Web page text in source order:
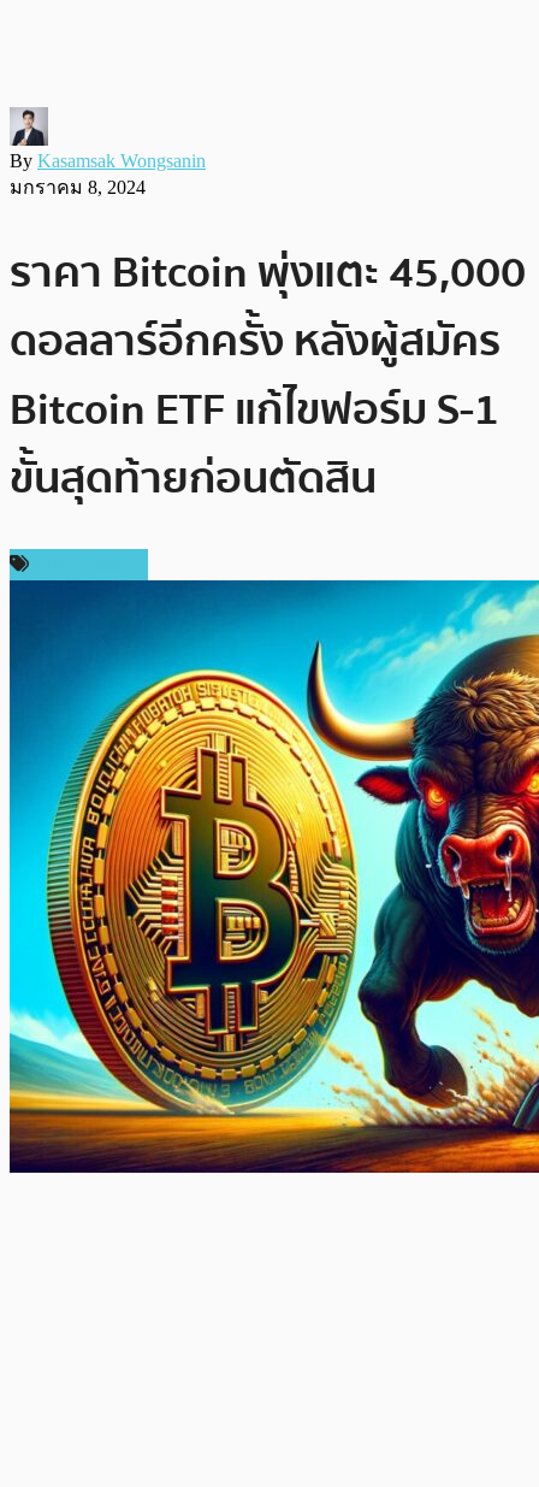
By Kasamsak Wongsanin
มกราคม 8, 2024
ราคา Bitcoin พุ่งแตะ 45,000
ดอลลาร์อีกครั้ง หลังผู้สมัคร
Bitcoin ETF แก้ไขฟอร์ม S-1
ขั้นสุดท้ายก่อนตัดสิน